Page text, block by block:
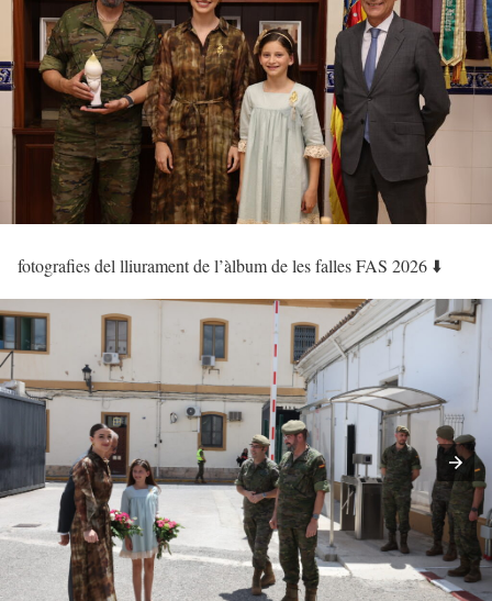
fotografies del lliurament de l’àlbum de les falles FAS 2026 ⬇️